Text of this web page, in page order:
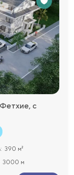
с
390 м²
3000 м